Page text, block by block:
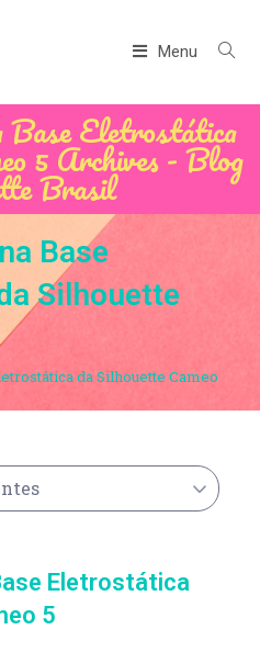
Menu
Eletrostática
5 Archives - Blog
Brasil
Base
Silhouette
da Silhouette Cameo 5
Eletrostática
5